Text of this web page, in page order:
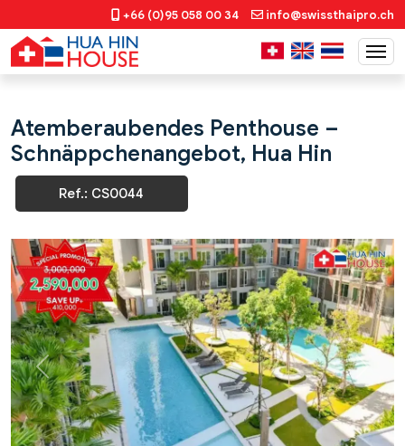
+66 (0)95 058 00 34 info@swissthaipro.ch
Atemberaubendes Penthouse –
Schnäppchenangebot, Hua Hin
Ref.: CS0044
Previous